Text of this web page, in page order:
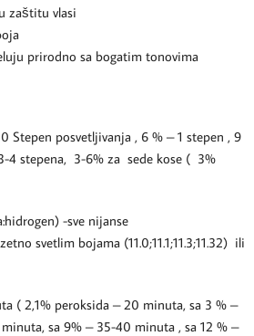
zaštitu vlasi
prirodno sa bogatim tonovima
Stepen posvetljivanja , 6 % – 1 stepen , 9
4 stepena, 3-6% za sede kose ( 3%
-sve nijanse
svetlim bojama (11.0;11.1;11.3;11.32) ili
( 2,1% peroksida – 20 minuta, sa 3 % –
sa 9% – 35-40 minuta , sa 12 % –